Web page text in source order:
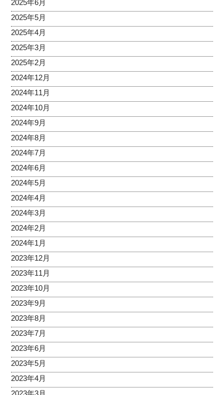
2025年6月
2025年5月
2025年4月
2025年3月
2025年2月
2024年12月
2024年11月
2024年10月
2024年9月
2024年8月
2024年7月
2024年6月
2024年5月
2024年4月
2024年3月
2024年2月
2024年1月
2023年12月
2023年11月
2023年10月
2023年9月
2023年8月
2023年7月
2023年6月
2023年5月
2023年4月
2023年3月